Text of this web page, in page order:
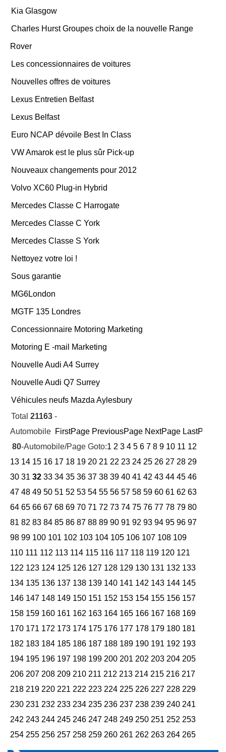
Kia Glasgow
Charles Hurst Groupes choix de la nouvelle Range
Rover
Les concessionnaires de voitures
Nouvelles offres de voitures
Lexus Entretien Belfast
Lexus Belfast
Euro NCAP dévoile Best In Class
VW Amarok est le plus sûr Pick-up
Nouveaux changements pour 2012
Volvo XC60 Plug-in Hybrid
Mercedes Classe C Harrogate
Mercedes Classe C York
Mercedes Classe S York
Nettoyez votre loi !
Sous garantie
MG6London
MGTF 135 Londres
Concessionnaire Motoring Marketing
Motoring E -mail Marketing
Nouvelle Audi A4 Surrey
Nouvelle Audi Q7 Surrey
Véhicules neufs Mazda Aylesbury
Total 21163 -
Automobile FirstPage PreviousPage NextPage LastPage
80-Automobile/Page Goto:1 2 3 4 5 6 7 8 9 10 11 12
13 14 15 16 17 18 19 20 21 22 23 24 25 26 27 28 29
30 31 32 33 34 35 36 37 38 39 40 41 42 43 44 45 46
47 48 49 50 51 52 53 54 55 56 57 58 59 60 61 62 63
64 65 66 67 68 69 70 71 72 73 74 75 76 77 78 79 80
81 82 83 84 85 86 87 88 89 90 91 92 93 94 95 96 97
98 99 100 101 102 103 104 105 106 107 108 109
110 111 112 113 114 115 116 117 118 119 120 121
122 123 124 125 126 127 128 129 130 131 132 133
134 135 136 137 138 139 140 141 142 143 144 145
146 147 148 149 150 151 152 153 154 155 156 157
158 159 160 161 162 163 164 165 166 167 168 169
170 171 172 173 174 175 176 177 178 179 180 181
182 183 184 185 186 187 188 189 190 191 192 193
194 195 196 197 198 199 200 201 202 203 204 205
206 207 208 209 210 211 212 213 214 215 216 217
218 219 220 221 222 223 224 225 226 227 228 229
230 231 232 233 234 235 236 237 238 239 240 241
242 243 244 245 246 247 248 249 250 251 252 253
254 255 256 257 258 259 260 261 262 263 264 265